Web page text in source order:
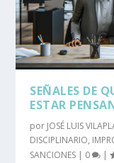
SEÑALES DE
ESTAR
por JOSÉ LUIS
DISCIPLINARIO,
SANCIONES | 0 |